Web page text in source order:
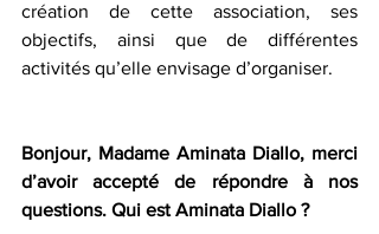
création de cette association, ses
objectifs, ainsi que de différentes
activités qu’elle envisage d’organiser.
Bonjour, Madame Aminata Diallo, merci
d’avoir accepté de répondre à nos
questions. Qui est Aminata Diallo ?